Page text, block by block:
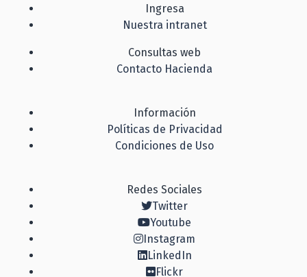
Ingresa
Nuestra intranet
Consultas web
Contacto Hacienda
Información
Políticas de Privacidad
Condiciones de Uso
Redes Sociales
Twitter
Youtube
Instagram
LinkedIn
Flickr